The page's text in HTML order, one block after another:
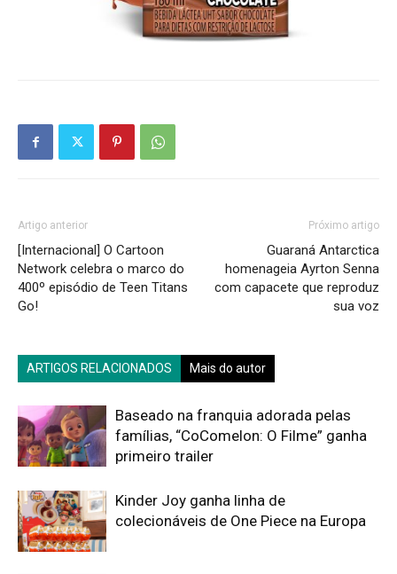
Artigo anterior
[Internacional] O Cartoon
Network celebra o marco do
400º episódio de Teen Titans
Go!
Próximo artigo
Guaraná Antarctica
homenageia Ayrton Senna
com capacete que reproduz
sua voz
ARTIGOS RELACIONADOS Mais do autor
Baseado na franquia adorada pelas
famílias, “CoComelon: O Filme” ganha
primeiro trailer
Kinder Joy ganha linha de
colecionáveis de One Piece na Europa